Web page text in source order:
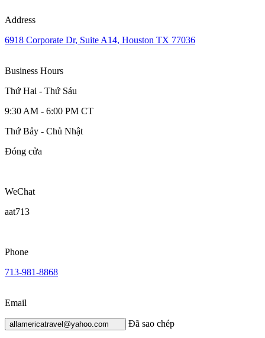
Address
6918 Corporate Dr, Suite A14, Houston TX 77036
Business Hours
Thứ Hai - Thứ Sáu
9:30 AM - 6:00 PM CT
Thứ Bảy - Chủ Nhật
Đóng cửa
WeChat
aat713
Phone
713-981-8868
Email
allamericatravel@yahoo.com Đã sao chép